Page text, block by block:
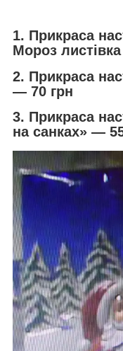
1. Прикраса
Мороз
2. Прикраса
— 70 грн
3. Прикраса
на санках» —